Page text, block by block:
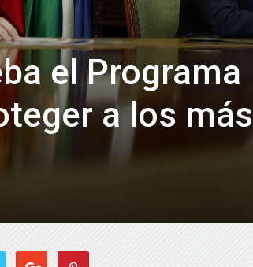
el Programa
a los más